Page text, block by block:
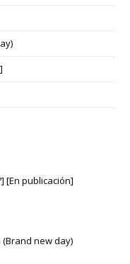
[En publicación]
new day)